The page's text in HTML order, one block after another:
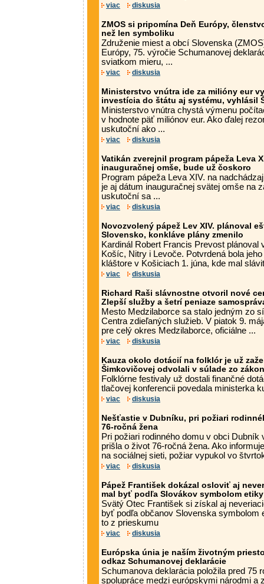
viac diskusia
ZMOS si pripomína Deň Európy,
než len symboliku
Združenie miest a obcí Slovenska
Európy, 75. výročie Schumanovej
sviatkom mieru, ...
viac diskusia
Ministerstvo vnútra ide za milióny eur
investícia do štátu aj systému, vyhlásil
Ministerstvo vnútra chystá výmenu
v hodnote päť miliónov eur. Ako ďalej
uskutoční ako ...
viac diskusia
Vatikán zverejnil program pápeža Leva
inauguračnej omše, bude už čoskoro
Program pápeža Leva XIV. na
je aj dátum inauguračnej svätej omše na
uskutoční sa ...
viac diskusia
Novozvolený pápež Lev XIV. plánoval
Slovensko, konkláve plány zmenilo
Kardinál Robert Francis Prevost plánoval
Košíc, Nitry i Levoče. Potvrdená bola
kláštore v Košiciach 1. júna, kde mal
viac diskusia
Richard Raši slávnostne otvoril nové
Zlepší služby a šetrí peniaze
Mesto Medzilaborce sa stalo jedným zo
Centra zdieľaných služieb. V piatok 9.
pre celý okres Medzilaborce, oficiálne ...
viac diskusia
Kauza okolo dotácií na folklór je už
Šimkovičovej odvolali v súlade zo
Folklórne festivaly už dostali finančné
tlačovej konferencii povedala ministerka
viac diskusia
Nešťastie v Dubníku, pri požiari
76-ročná žena
Pri požiari rodinného domu v obci
prišla o život 76-ročná žena. Ako
na sociálnej sieti, požiar vypukol vo
viac diskusia
Pápež František dokázal osloviť aj
mal byť podľa Slovákov symbolom
Svätý Otec František si získal aj
byť podľa občanov Slovenska symbolom
to z prieskumu
viac diskusia
Európska únia je naším životným
odkaz Schumanovej deklarácie
Schumanova deklarácia položila pred 75
spolupráce medzi európskymi národmi a